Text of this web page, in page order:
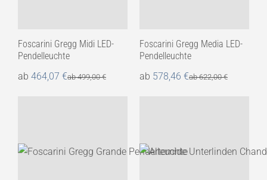
Foscarini Gregg Midi LED-
Pendelleuchte
ab 464,07 €ab499,00€
Foscarini Gregg Media LED-
Pendelleuchte
ab 578,46 €ab622,00€